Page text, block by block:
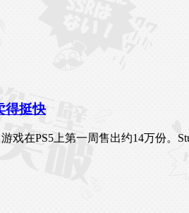
得挺快
戏在PS5上第一周售出约14万份